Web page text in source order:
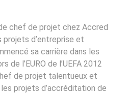
chef de projet chez Accred
d’entreprise et
sa carrière dans les
de l’EURO de l’UEFA 2012
de projet talentueux et
projets d’accréditation de